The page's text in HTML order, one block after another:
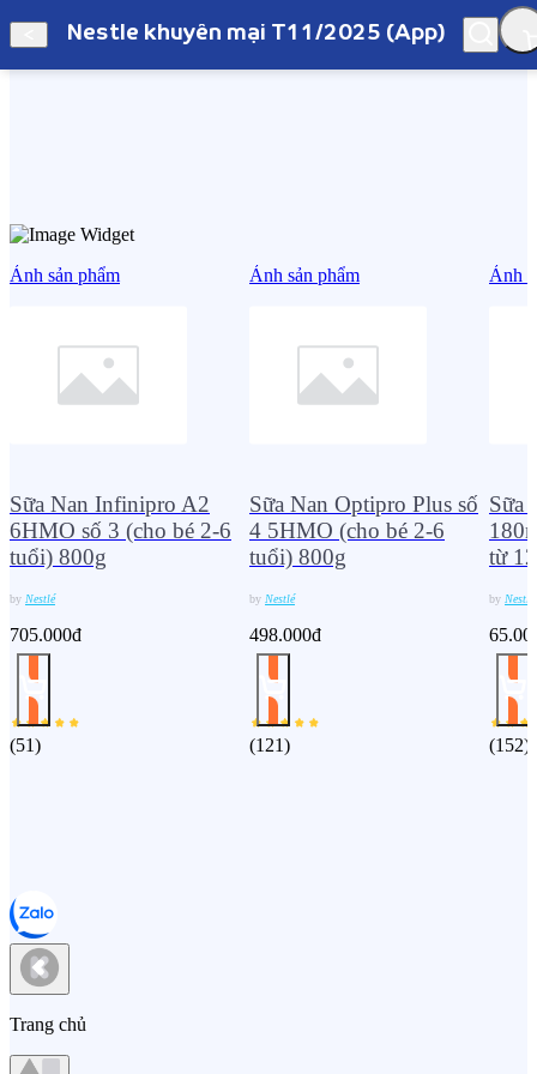
Nestle khuyến mại T11/2025 (App)
Hà Nội
Nestle khuyến mại T11/2025 (App)
Ảnh sản phẩm
Sữa Nan Infinipro A2
6HMO số 3 (cho bé 2-6
tuổi) 800g
by Nestlé
705.000đ
(51)
Ảnh sản phẩm
Sữa Nan Optipro Plus số
4 5HMO (cho bé 2-6
tuổi) 800g
by Nestlé
498.000đ
(121)
Ảnh
Sữa
từ
by Nestlé
(152)
Trang chủ